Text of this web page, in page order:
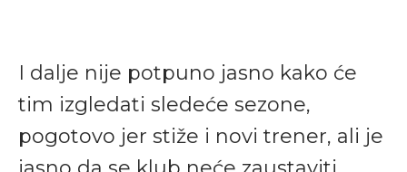
I dalje nije potpuno jasno kako će
tim izgledati sledeće sezone,
pogotovo jer stiže i novi trener, ali je